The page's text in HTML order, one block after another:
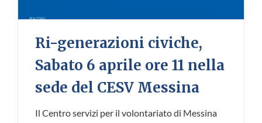
Ri-generazioni civiche,
Sabato 6 aprile ore 11 nella
sede del CESV Messina
Il Centro servizi per il volontariato di Messina